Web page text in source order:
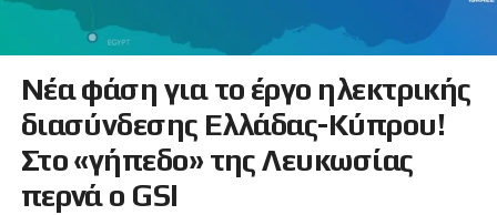
Νέα φάση για το έργο ηλεκτρικής
διασύνδεσης Ελλάδας-Κύπρου!
Στο «γήπεδο» της Λευκωσίας
περνά ο GSI